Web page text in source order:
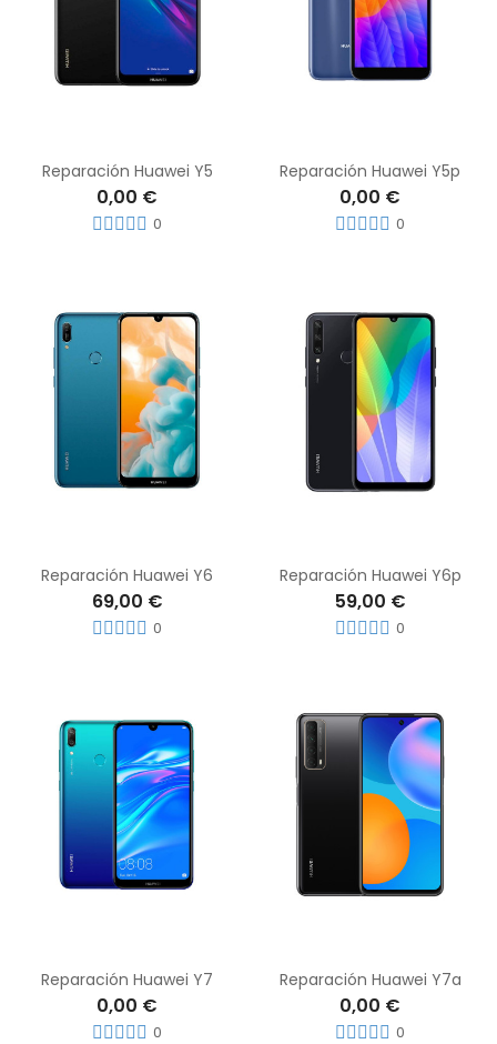
Reparación Huawei Y5
0,00 €
0
Reparación Huawei Y5p
0,00 €
0
Reparación Huawei Y6
69,00 €
0
Reparación Huawei Y6p
59,00 €
0
Reparación Huawei Y7
0,00 €
0
Reparación Huawei Y7a
0,00 €
0